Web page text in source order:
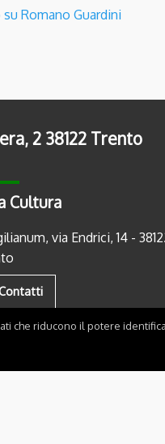
Romano Guardini
2 38122 Trento
Cultura
via Endrici, 14 -
che riducono il potere